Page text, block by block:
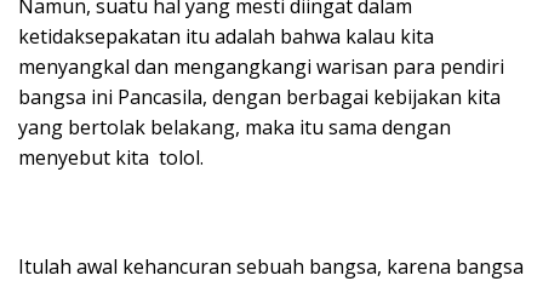
Namun, suatu hal yang mesti diingat dalam
ketidaksepakatan itu adalah bahwa kalau kita
menyangkal dan mengangkangi warisan para pendiri
bangsa ini Pancasila, dengan berbagai kebijakan kita
yang bertolak belakang, maka itu sama dengan
menyebut kita tolol.
Itulah awal kehancuran sebuah bangsa, karena bangsa